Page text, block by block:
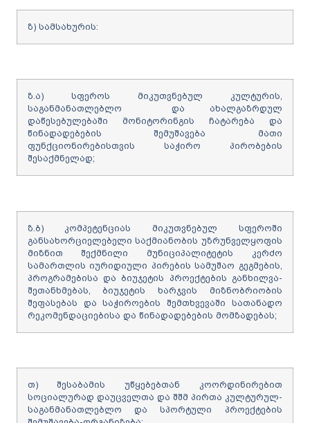
ზ) სამსახურის:
ზ.ა) სფეროს მიკუთვნებულ კულტურის,
საგანმანათლებლო და ახალგაზრდულ
დაწესებულებაში მონიტორინგის ჩატარება და
წინადადებების შემუშავება მათი
ფუნქციონირებისთვის საჭირო პირობების
შესაქმნელად;
ზ.ბ) კომპეტენციას მიკუთვნებულ სფეროში
განსახორციელებელი საქმიანობის უზრუნველყოფის
მიზნით შექმნილი მუნიციპალიტეტის კერძო
სამართლის იურიდიული პირების სამუშაო გეგმების,
პროგრამებისა და ბიუჯეტის პროექტების განხილვა-
შეთანხმებას, ბიუჯეტის ხარჯვის მიზნობრიობის
შეფასებას და საჭიროების შემთხვევაში სათანადო
რეკომენდაციებისა და წინადადებების მომზადებას;
თ) შესაბამის უწყებებთან კოორდინირებით
სოციალურად დაუცველთა და შშმ პირთა კულტურულ-
საგანმანათლებლო და სპორტული პროექტების